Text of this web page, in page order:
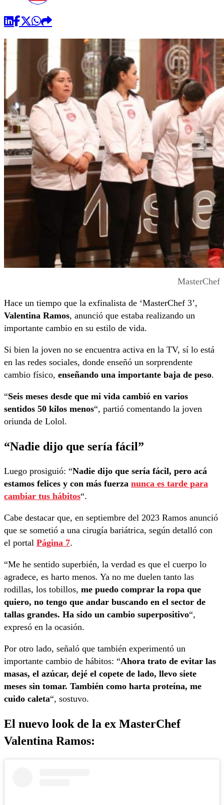
MasterChef
Hace un tiempo que la exfinalista de ‘MasterChef 3’,
Valentina Ramos, anunció que estaba realizando un
importante cambio en su estilo de vida.
Si bien la joven no se encuentra activa en la TV, sí lo está
en las redes sociales, donde enseñó un sorprendente
cambio físico, enseñando una importante baja de peso.
“Seis meses desde que mi vida cambió en varios
sentidos 50 kilos menos“, partió comentando la joven
oriunda de Lolol.
“Nadie dijo que sería fácil”
Luego prosiguió: “Nadie dijo que sería fácil, pero acá
estamos felices y con más fuerza nunca es tarde para
cambiar tus hábitos“.
Cabe destacar que, en septiembre del 2023 Ramos anunció
que se sometió a una cirugía bariátrica, según detalló con
el portal Página 7.
“Me he sentido superbién, la verdad es que el cuerpo lo
agradece, es harto menos. Ya no me duelen tanto las
rodillas, los tobillos, me puedo comprar la ropa que
quiero, no tengo que andar buscando en el sector de
tallas grandes. Ha sido un cambio superpositivo“,
expresó en la ocasión.
Por otro lado, señaló que también experimentó un
importante cambio de hábitos: “Ahora trato de evitar las
masas, el azúcar, dejé el copete de lado, llevo siete
meses sin tomar. También como harta proteína, me
cuido caleta“, sostuvo.
El nuevo look de la ex MasterChef
Valentina Ramos: